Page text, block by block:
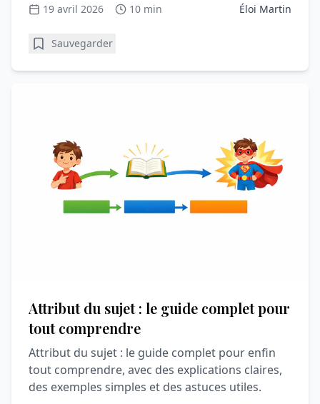
19 avril 2026 10 min Éloi Martin
Sauvegarder
Attribut du sujet : le guide complet pour
tout comprendre
Attribut du sujet : le guide complet pour enfin
tout comprendre, avec des explications claires,
des exemples simples et des astuces utiles.